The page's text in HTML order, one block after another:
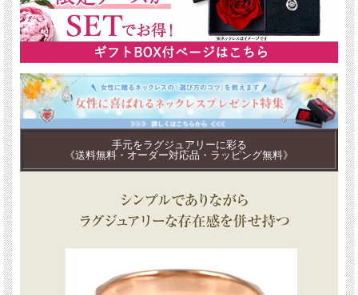
手元をラグジュアリーに彩る
《送料無料・オーダー対応品・ラッピング無料》